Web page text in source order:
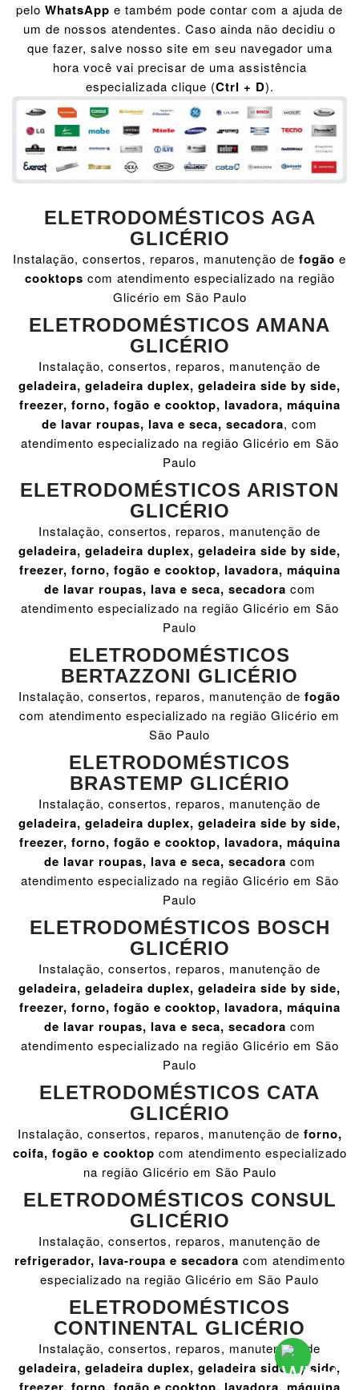
pelo WhatsApp e também pode contar com a ajuda de
um de nossos atendentes. Caso ainda não decidiu o
que fazer, salve nosso site em seu navegador uma
hora você vai precisar de uma assistência
especializada clique (Ctrl + D).
ELETRODOMÉSTICOS AGA
GLICÉRIO
Instalação, consertos, reparos, manutenção de fogão e
cooktops com atendimento especializado na região
Glicério em São Paulo
ELETRODOMÉSTICOS AMANA
GLICÉRIO
Instalação, consertos, reparos, manutenção de
geladeira, geladeira duplex, geladeira side by side,
freezer, forno, fogão e cooktop, lavadora, máquina
de lavar roupas, lava e seca, secadora, com
atendimento especializado na região Glicério em São
Paulo
ELETRODOMÉSTICOS ARISTON
GLICÉRIO
Instalação, consertos, reparos, manutenção de
geladeira, geladeira duplex, geladeira side by side,
freezer, forno, fogão e cooktop, lavadora, máquina
de lavar roupas, lava e seca, secadora com
atendimento especializado na região Glicério em São
Paulo
ELETRODOMÉSTICOS
BERTAZZONI GLICÉRIO
Instalação, consertos, reparos, manutenção de fogão
com atendimento especializado na região Glicério em
São Paulo
ELETRODOMÉSTICOS
BRASTEMP GLICÉRIO
Instalação, consertos, reparos, manutenção de
geladeira, geladeira duplex, geladeira side by side,
freezer, forno, fogão e cooktop, lavadora, máquina
de lavar roupas, lava e seca, secadora com
atendimento especializado na região Glicério em São
Paulo
ELETRODOMÉSTICOS BOSCH
GLICÉRIO
Instalação, consertos, reparos, manutenção de
geladeira, geladeira duplex, geladeira side by side,
freezer, forno, fogão e cooktop, lavadora, máquina
de lavar roupas, lava e seca, secadora com
atendimento especializado na região Glicério em São
Paulo
ELETRODOMÉSTICOS CATA
GLICÉRIO
Instalação, consertos, reparos, manutenção de forno,
coifa, fogão e cooktop com atendimento especializado
na região Glicério em São Paulo
ELETRODOMÉSTICOS CONSUL
GLICÉRIO
Instalação, consertos, reparos, manutenção de
refrigerador, lava-roupa e secadora com atendimento
especializado na região Glicério em São Paulo
ELETRODOMÉSTICOS
CONTINENTAL GLICÉRIO
Instalação, consertos, reparos, manutenção de
geladeira, geladeira duplex, geladeira side by side,